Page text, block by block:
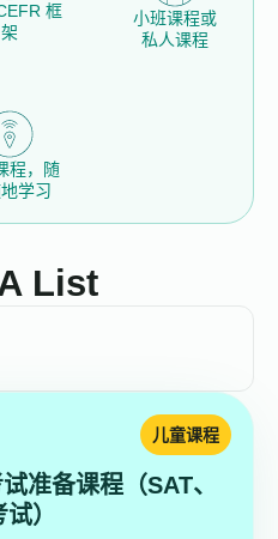
List
框
架
小班课程或
私人课程
程，随
学习
准备课程（SAT、
）
儿童课程